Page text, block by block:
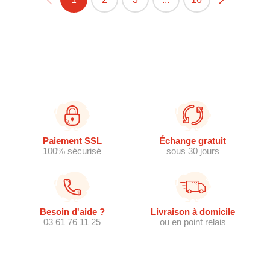
Paiement SSL
100% sécurisé
Échange gratuit
sous 30 jours
Besoin d'aide ?
03 61 76 11 25
Livraison à domicile
ou en point relais